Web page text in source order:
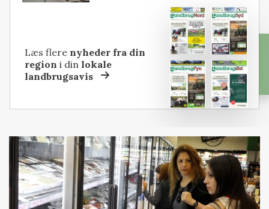
Læs flere nyheder fra din
region i dinlokale
landbrugsavis